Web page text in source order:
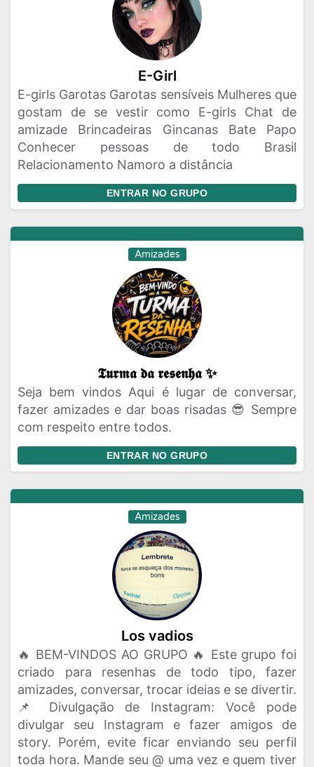
E-Girl
E-girls Garotas Garotas sensíveis Mulheres que
gostam de se vestir como E-girls Chat de
amizade Brincadeiras Gincanas Bate Papo
Conhecer pessoas de todo Brasil
Relacionamento Namoro a distância
ENTRAR NO GRUPO
Amizades
𝕿𝖚𝖗𝖒𝖆 𝖉𝖆 𝖗𝖊𝖘𝖊𝖓𝖍𝖆 ✨
Seja bem vindos Aqui é lugar de conversar,
fazer amizades e dar boas risadas 😎 Sempre
com respeito entre todos.
ENTRAR NO GRUPO
Amizades
Los vadios
🔥 BEM-VINDOS AO GRUPO 🔥 Este grupo foi
criado para resenhas de todo tipo, fazer
amizades, conversar, trocar ideias e se divertir.
📌 Divulgação de Instagram: Você pode
divulgar seu Instagram e fazer amigos de
story. Porém, evite ficar enviando seu perfil
toda hora. Mande seu @ uma vez e quem tiver